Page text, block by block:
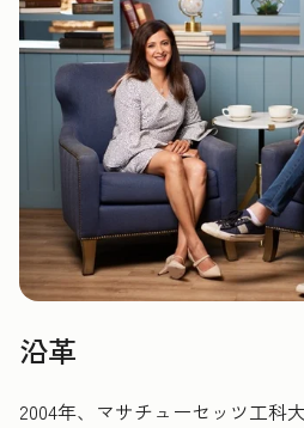
沿革
2004年、マサチューセッツ工科